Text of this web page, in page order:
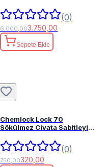
(0)
6.000,003.750,00
Sepete Ekle
Chemlock Lock 70
Sökülmez Civata Sabitleyici
(0)
750,00320,00